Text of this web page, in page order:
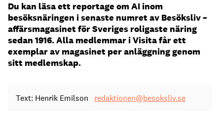
Du kan läsa ett reportage om AI inom
besöksnäringen i senaste numret av Besöksliv –
affärsmagasinet för Sveriges roligaste näring
sedan 1916. Alla medlemmar i Visita får ett
exemplar av magasinet per anläggning genom
sitt medlemskap.
Text: Henrik Emilson redaktionen@besoksliv.se